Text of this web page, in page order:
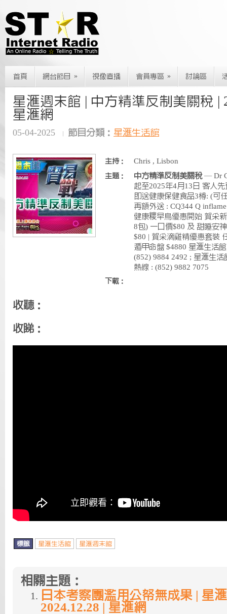
首頁 網台節目 » 視像直播 會員專區 » 討論區
星滙週末館 | 中方精準反制美關稅 |
星滙網
05-04-2025 節目分類： 星滙生活館
主持： Chris , Lisbon
主題： 中方精準反制美關稅— Dr
起至2025年4月13日 客人
即送健康保健食品3樽: (可
再額外送 : CQ344 Q
健康糭早鳥優惠開始 賀采
8包) 一口價$80 及 甜睡安
$80 | 賀采滴雞精優惠套裝
遁甲命盤 $4880 星滙生活
(852) 9884 2492 ; 星滙生
熱線 : (852) 9882 7075
下載：
收聽：
收睇：
標籤 星滙生活館 星滙週末館
相關主題：
日本考察團濫用公帑無成果 | 星
2024.12.28 | 星滙網